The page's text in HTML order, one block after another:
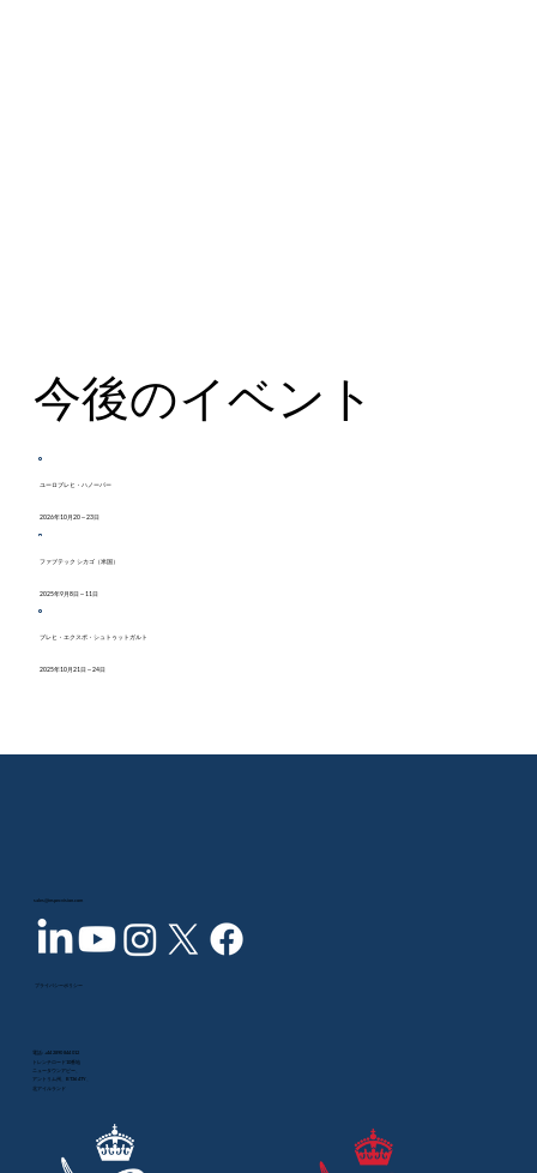
ユーロブレヒ・ハノーバー
2026年10月20～23日
ファブテック シカゴ（米国）
2025年9月8日～11日
ブレヒ・エクスポ・シュトゥットガルト
2025年10月21日～24日
今後のイベント
sales@inspecvision.com
+44 2890 844 012
トレンチロード10番地
ニュータウンアビー、
アントリム州、BT36 4TY、
北アイルランド
プライバシーポリシー